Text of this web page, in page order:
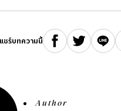
แชร์บทความนี้
Author